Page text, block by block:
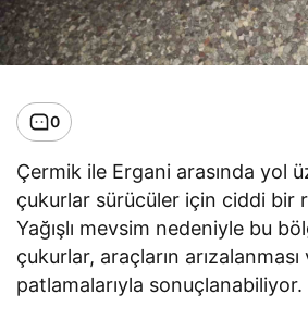
0
Çermik ile Ergani arasında yol
çukurlar sürücüler için ciddi bir
Yağışlı mevsim nedeniyle bu
çukurlar, araçların
patlamalarıyla sonuçlanabiliyor.